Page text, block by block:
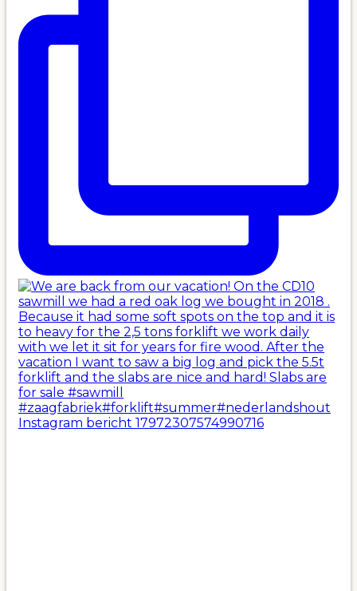
Instagram bericht 17972307574990716